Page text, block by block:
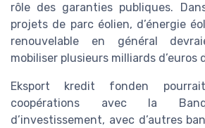
rôle des garanties publiques.
projets de parc éolien, d’énergie
renouvelable en général
mobiliser plusieurs milliards d’euros
Eksport kredit fonden
coopérations avec la
d’investissement, avec d’autres